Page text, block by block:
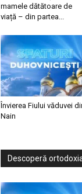
mamele dătătoare de
viață – din partea...
Învierea Fiului văduvei
Nain
Descoperă